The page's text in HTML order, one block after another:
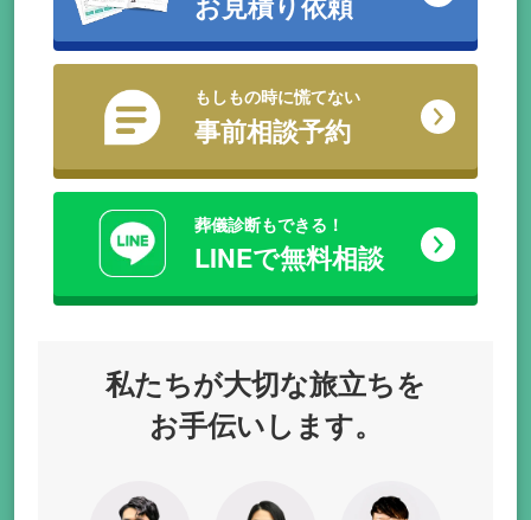
もしもの時に慌てない
事前相談予約
葬儀診断もできる！
LINEで無料相談
私たちが大切な旅立ちを
お手伝いします。